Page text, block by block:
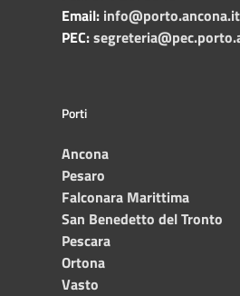
Email: info@porto.ancona.it
PEC:
Porti
Ancona
Pesaro
Falconara Marittima
San Benedetto del Tronto
Pescara
Ortona
Vasto